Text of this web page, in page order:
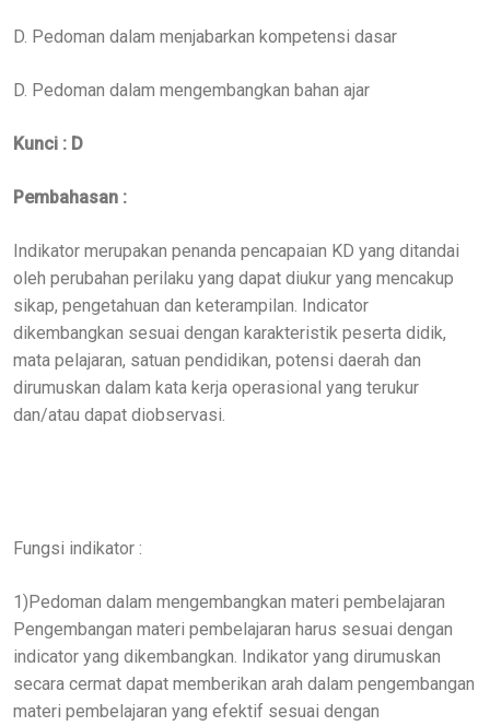
D. Pedoman dalam menjabarkan kompetensi dasar
D. Pedoman dalam mengembangkan bahan ajar
Kunci : D
Pembahasan :
Indikator merupakan penanda pencapaian KD yang ditandai
oleh perubahan perilaku yang dapat diukur yang mencakup
sikap, pengetahuan dan keterampilan. Indicator
dikembangkan sesuai dengan karakteristik peserta didik,
mata pelajaran, satuan pendidikan, potensi daerah dan
dirumuskan dalam kata kerja operasional yang terukur
dan/atau dapat diobservasi.
Fungsi indikator :
1)Pedoman dalam mengembangkan materi pembelajaran
Pengembangan materi pembelajaran harus sesuai dengan
indicator yang dikembangkan. Indikator yang dirumuskan
secara cermat dapat memberikan arah dalam pengembangan
materi pembelajaran yang efektif sesuai dengan